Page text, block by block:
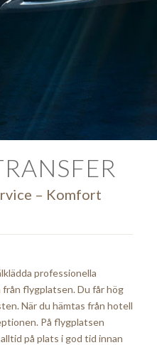
– Komfort
professionella
flygplatsen. Du får hög
När du hämtas från hotell
På flygplatsen
på plats i god tid innan